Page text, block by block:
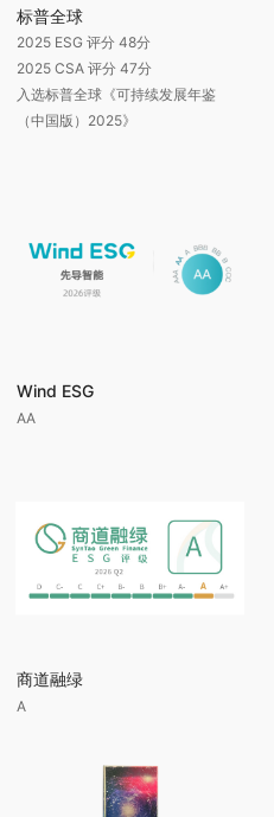
标普全球
2025 ESG 评分 48分
2025 CSA 评分 47分
入选标普全球《可持续发展年鉴
（中国版）2025》
Wind ESG
AA
商道融绿
A